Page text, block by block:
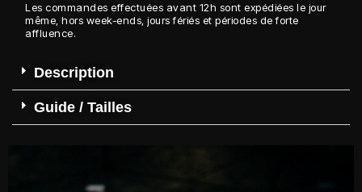
Les commandes effectuées avant 12h sont expédiées le jour
même, hors week-ends, jours fériés et périodes de forte
affluence.
Description
Guide / Tailles